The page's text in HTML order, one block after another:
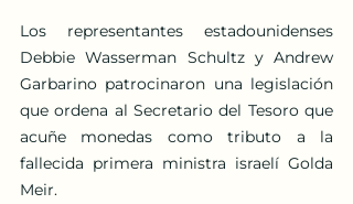
Los representantes estadounidenses
Debbie Wasserman Schultz y Andrew
Garbarino patrocinaron una legislación
que ordena al Secretario del Tesoro que
acuñe monedas como tributo a la
fallecida primera ministra israelí Golda
Meir.